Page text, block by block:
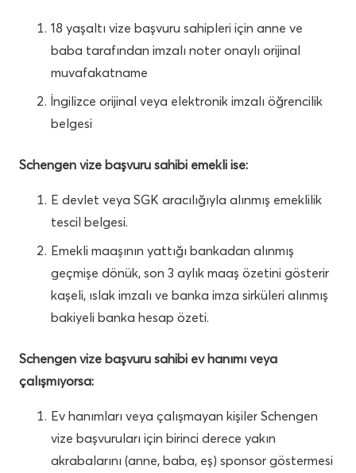
18 yaşaltı vize başvuru sahipleri için anne ve
baba tarafından imzalı noter onaylı orijinal
muvafakatname
İngilizce orijinal veya elektronik imzalı öğrencilik
belgesi
Schengen vize başvuru sahibi emekli ise:
E devlet veya SGK aracılığıyla alınmış emeklilik
tescil belgesi.
Emekli maaşının yattığı bankadan alınmış
geçmişe dönük, son 3 aylık maaş özetini gösterir
kaşeli, ıslak imzalı ve banka imza sirküleri alınmış
bakiyeli banka hesap özeti.
Schengen vize başvuru sahibi ev hanımı veya
çalışmıyorsa:
Ev hanımları veya çalışmayan kişiler Schengen
vize başvuruları için birinci derece yakın
akrabalarını (anne, baba, eş) sponsor göstermesi